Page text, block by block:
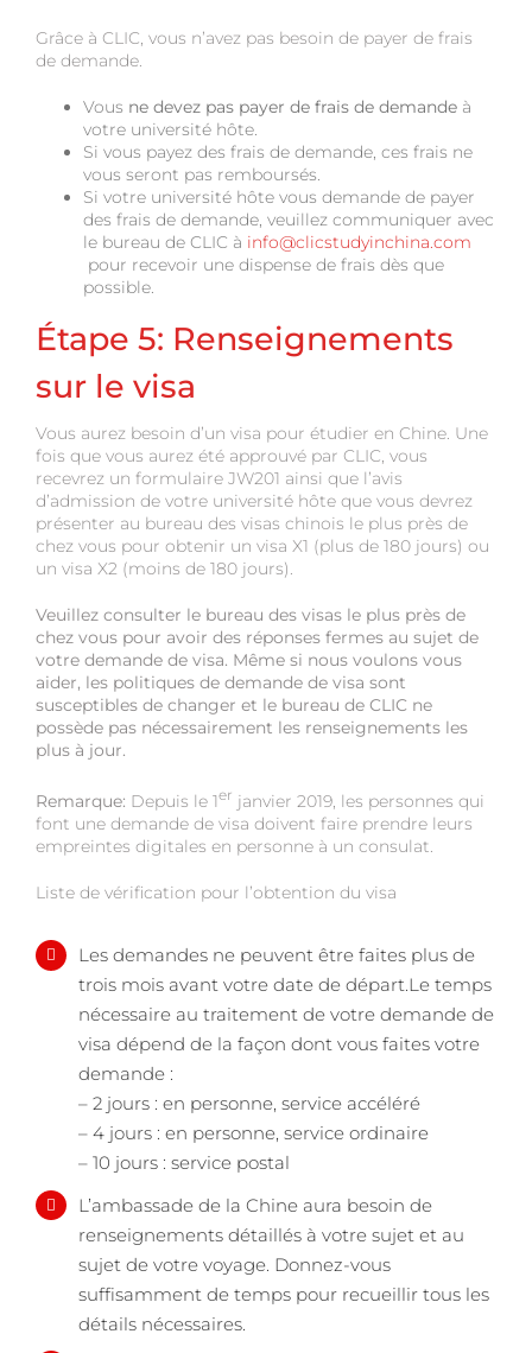
Grâce à CLIC, vous n’avez pas besoin de payer de frais
de demande.
Vous ne devez pas payer de frais de demande à
votre université hôte.
Si vous payez des frais de demande, ces frais ne
vous seront pas remboursés.
Si votre université hôte vous demande de payer
des frais de demande, veuillez communiquer avec
le bureau de CLIC à info@clicstudyinchina.com
pour recevoir une dispense de frais dès que
possible.
Étape 5: Renseignements
sur le visa
Vous aurez besoin d’un visa pour étudier en Chine. Une
fois que vous aurez été approuvé par CLIC, vous
recevrez un formulaire JW201 ainsi que l’avis
d’admission de votre université hôte que vous devrez
présenter au bureau des visas chinois le plus près de
chez vous pour obtenir un visa X1 (plus de 180 jours) ou
un visa X2 (moins de 180 jours).
Veuillez consulter le bureau des visas le plus près de
chez vous pour avoir des réponses fermes au sujet de
votre demande de visa. Même si nous voulons vous
aider, les politiques de demande de visa sont
susceptibles de changer et le bureau de CLIC ne
possède pas nécessairement les renseignements les
plus à jour.
Remarque: Depuis le 1er janvier 2019, les personnes qui
font une demande de visa doivent faire prendre leurs
empreintes digitales en personne à un consulat.
Liste de vérification pour l’obtention du visa
Les demandes ne peuvent être faites plus de
trois mois avant votre date de départ.Le temps
nécessaire au traitement de votre demande de
visa dépend de la façon dont vous faites votre
demande :
– 2 jours : en personne, service accéléré
– 4 jours : en personne, service ordinaire
– 10 jours : service postal
L’ambassade de la Chine aura besoin de
renseignements détaillés à votre sujet et au
sujet de votre voyage. Donnez-vous
suffisamment de temps pour recueillir tous les
détails nécessaires.